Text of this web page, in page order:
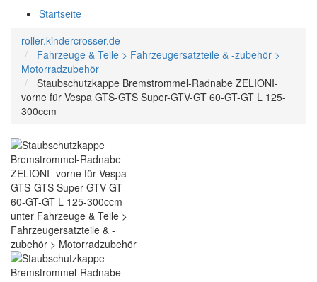
Startseite
roller.kindercrosser.de
Fahrzeuge & Teile > Fahrzeugersatzteile & -zubehör >
Motorradzubehör
Staubschutzkappe Bremstrommel-Radnabe ZELIONI-
vorne für Vespa GTS-GTS Super-GTV-GT 60-GT-GT L 125-
300ccm